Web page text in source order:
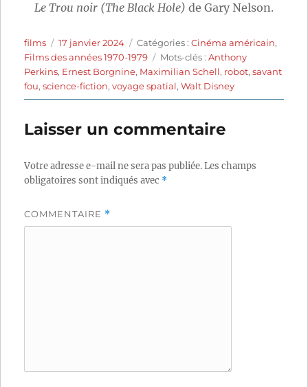
Le Trou noir (The Black Hole) de Gary Nelson.
Auteur
films
Publié
le
17 janvier 2024 Catégories
Catégories :Cinéma américain,
Films des années 1970-1979
Étiquettes
Mots-clés :Anthony
Perkins, Ernest Borgnine, Maximilian Schell, robot,savant
fou,science-fiction,voyage spatial,Walt Disney
Laisser un commentaire
Votre adresse e-mail ne sera pas publiée.Les champs
obligatoires sont indiqués avec *
COMMENTAIRE *